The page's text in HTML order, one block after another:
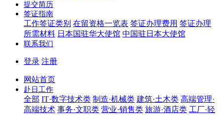
提交简历
签证指南
工作签证类别 在留资格一览表 签证办理费用 签证办理
所需材料 日本国驻华大使馆 中国驻日本大使馆
联系我们
登录 注册
网站首页
赴日工作
全部 IT·数字技术类 制造·机械类 建筑·土木类 高端管理·
高端技术 事务·文职类 营业·销售类 旅游·酒店类 工厂·轻